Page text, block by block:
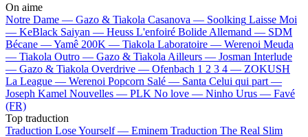
On aime
Notre Dame — Gazo & Tiakola Casanova — Soolking Laisse Moi
— KeBlack Saiyan — Heuss L'enfoiré Bolide Allemand — SDM
Bécane —Yamê 200K — Tiakola Laboratoire — Werenoi Meuda
— Tiakola Outro — Gazo & Tiakola Ailleurs — Josman Interlude
— Gazo & Tiakola Overdrive — Ofenbach 1 2 3 4 — ZOKUSH
La League — Werenoi Popcorn Salé — Santa Celui qui part —
Joseph Kamel Nouvelles — PLK No love — Ninho Urus — Favé
(FR)
Top traduction
Traduction Lose Yourself — Eminem Traduction The Real Slim